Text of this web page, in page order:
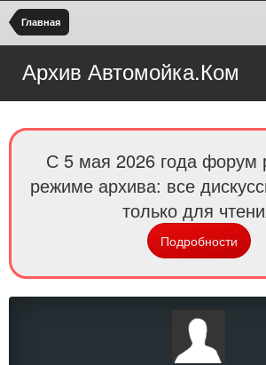
Главная
Архив Автомойка.Ком
С 5 мая 2026 года форум
режиме архива: все
только для
Подробности